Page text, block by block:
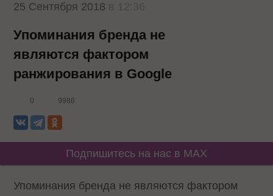
25 Сентября 2018
Упоминания бренда не
являются фактором
ранжирования в Google
0 9986
Подпишитесь на нас в MAX
Упоминания бренда не являются фактором